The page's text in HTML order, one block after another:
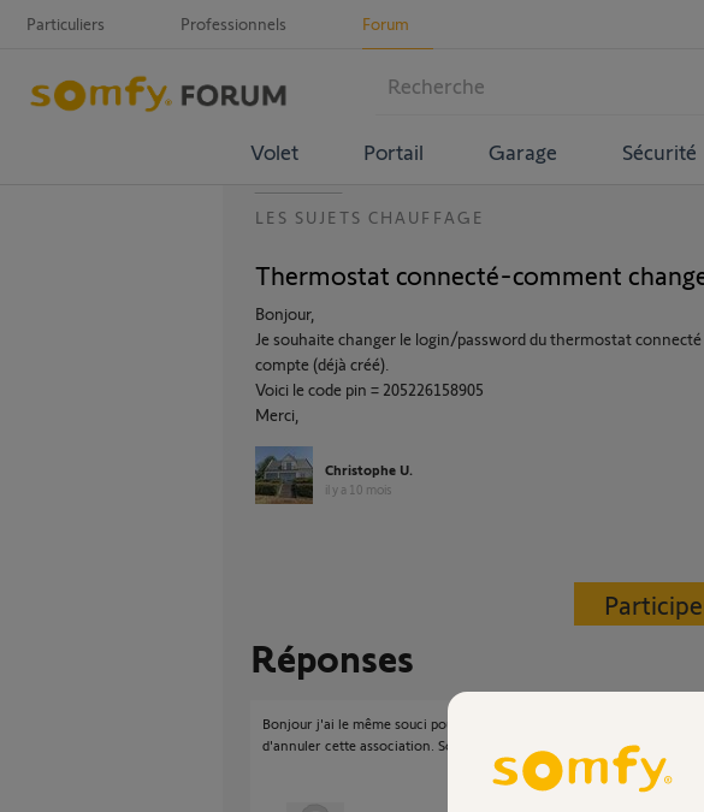
Particuliers Professionnels Forum
Volet Portail Garage Sécurité
LES SUJETS CHAUFFAGE
Thermostat connecté-comment
Bonjour,
Je souhaite changer le login/password du thermostat
compte (déjà créé).
Voici le code pin = 205226158905
Merci,
Christophe U.
il y a 10 mois
Réponses
Bonjour j'ai le même souci pour un thermostat que j'ai reçu de l'ancien
d'annuler cette association. Son pin est 1747-2199-8335 Merci. Greg